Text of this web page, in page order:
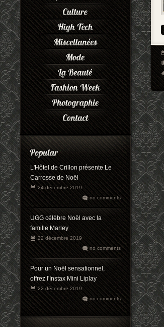
L'Hôtel de Crillon présente Le
Carrosse de Noël
24 décembre 2019
no comments
UGG célèbre Noël avec la
famille Marley
22 décembre 2019
no comments
Pour un Noël sensationnel,
offrez l'Instax Mini Liplay
22 décembre 2019
no comments